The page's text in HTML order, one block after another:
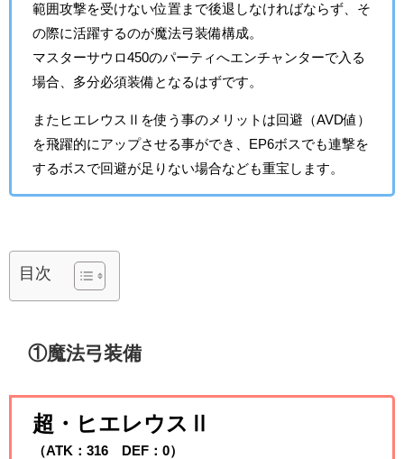
範囲攻撃を受けない位置まで後退しなければならず、そ
の際に活躍するのが魔法弓装備構成。
マスターサウロ450のパーティへエンチャンターで入る
場合、多分必須装備となるはずです。
またヒエレウスⅡを使う事のメリットは回避（AVD値）
を飛躍的にアップさせる事ができ、EP6ボスでも連撃を
するボスで回避が足りない場合なども重宝します。
目次
①魔法弓装備
超・ヒエレウスⅡ
（ATK：316 DEF：0）